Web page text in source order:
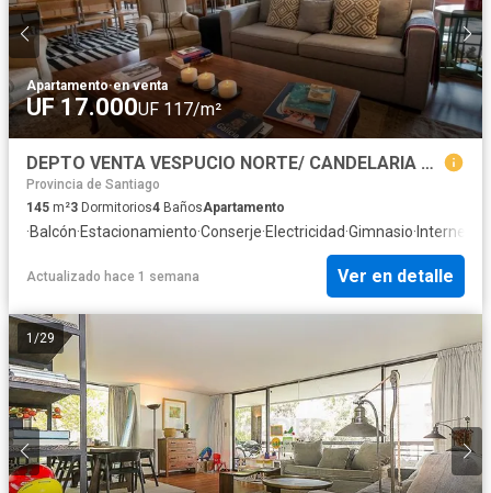
Apartamento·en venta
UF 17.000UF 117/m²
DEPTO VENTA VESPUCIO NORTE/ CANDELARIA GOYNECHEA/VITACURA
Provincia de Santiago
145 m²3 Dormitorios4 BañosApartamento
·Balcón·Estacionamiento·Conserje·Electricidad·Gimnasio· Internet
Actualizado hace 1 semana Ver en detalle
1 /29